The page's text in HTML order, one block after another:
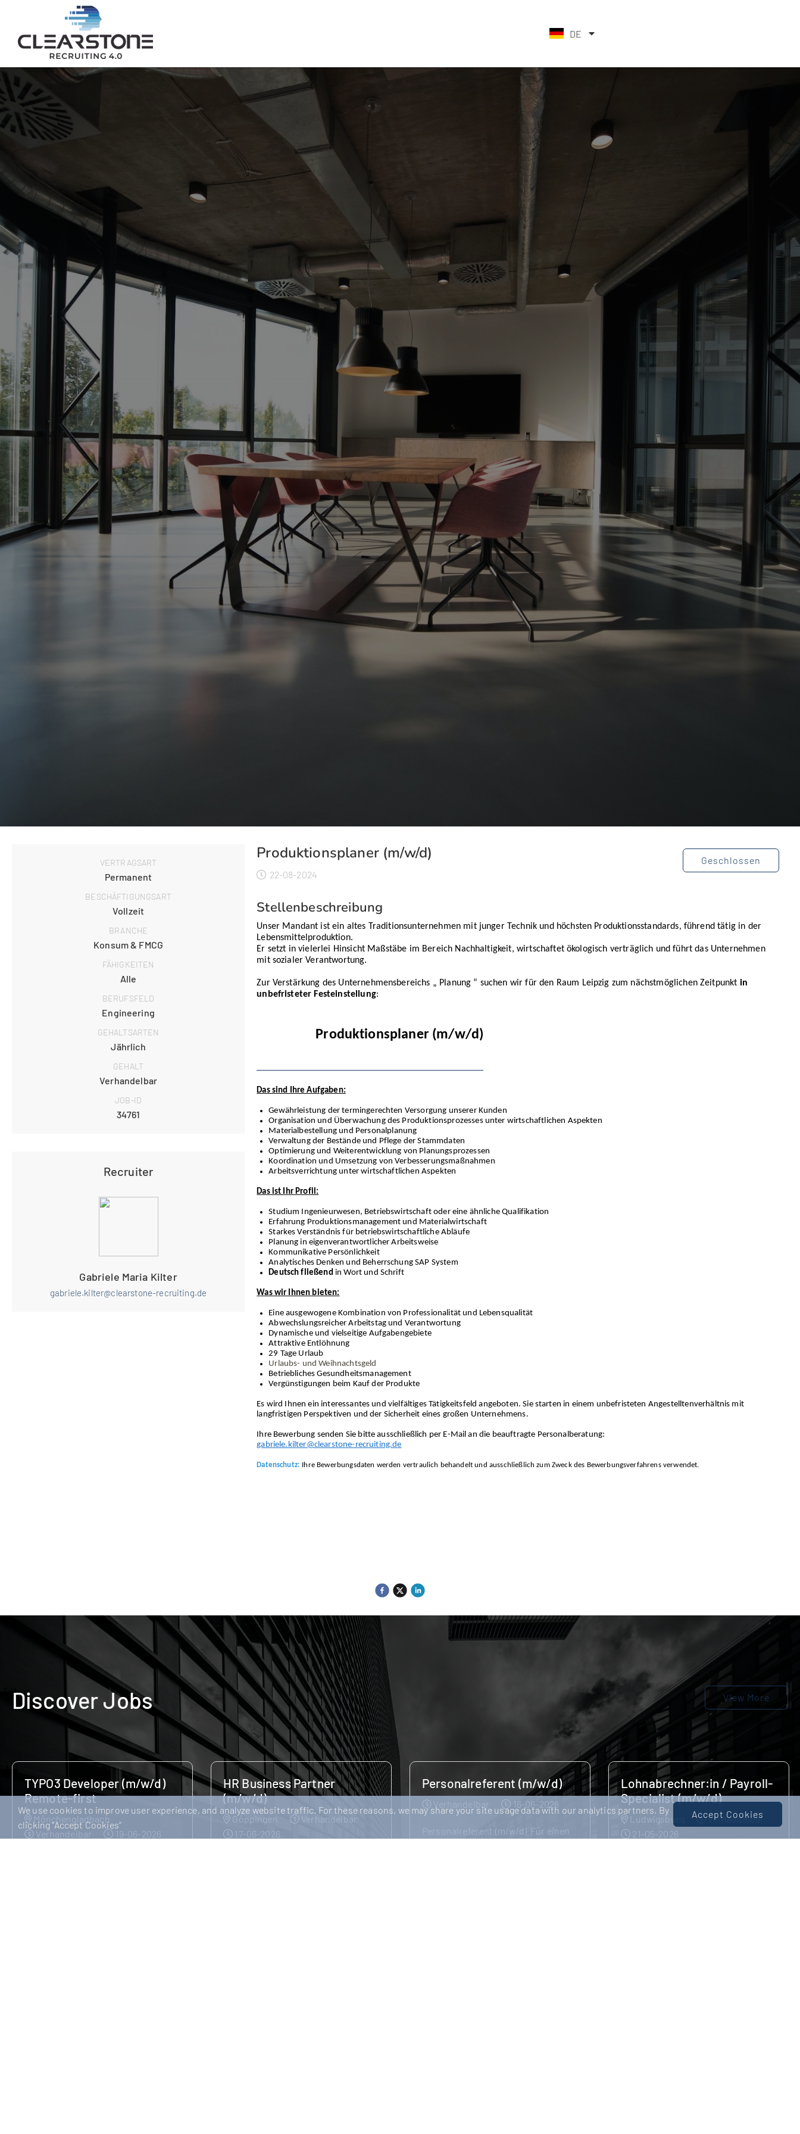
DE
Produktionsplaner (m/w/d)
22-08-2024
Geschlossen
VERTRAGSART
Permanent
BESCHÄFTIGUNGSART
Vollzeit
BRANCHE
Konsum & FMCG
FÄHIGKEITEN
Alle
BERUFSFELD
Engineering
GEHALTSARTEN
Jährlich
GEHALT
Verhandelbar
JOB-ID
34761
Stellenbeschreibung
Unser Mandant ist ein altes Traditionsunternehmen mit junger Technik und höchsten Produktionsstandards, führend tätig in der
Lebensmittelproduktion.
Er setzt in vielerlei Hinsicht Maßstäbe im Bereich Nachhaltigkeit, wirtschaftet ökologisch verträglich und führt das Unternehmen
mit sozialer Verantwortung.
Zur Verstärkung des Unternehmensbereichs „ Planung “ suchen wir für den Raum Leipzig zum nächstmöglichen Zeitpunkt in
unbefristeter Festeinstellung:
Produktionsplaner (m/w/d)
Das sind Ihre Aufgaben:
Gewährleistung der termingerechten Versorgung unserer Kunden
Organisation und Überwachung des Produktionsprozesses unter wirtschaftlichen Aspekten
Materialbestellung und Personalplanung
Verwaltung der Bestände und Pflege der Stammdaten
Optimierung und Weiterentwicklung von Planungsprozessen
Koordination und Umsetzung von Verbesserungsmaßnahmen
Arbeitsverrichtung unter wirtschaftlichen Aspekten
Das ist Ihr Profil:
Studium Ingenieurwesen, Betriebswirtschaft oder eine ähnliche Qualifikation
Erfahrung Produktionsmanagement und Materialwirtschaft
Starkes Verständnis für betriebswirtschaftliche Abläufe
Planung in eigenverantwortlicher Arbeitsweise
Kommunikative Persönlichkeit
Analytisches Denken und Beherrschung SAP System
Deutsch fließendin Wort und Schrift
Was wir Ihnen bieten:
Eine ausgewogene Kombination von Professionalität und Lebensqualität
Abwechslungsreicher Arbeitstag und Verantwortung
Dynamische und vielseitige Aufgabengebiete
Attraktive Entlöhnung
29 Tage Urlaub
Urlaubs- und Weihnachtsgeld
Betriebliches Gesundheitsmanagement
Vergünstigungen beim Kauf der Produkte
Es wird Ihnen ein interessantes und vielfältiges Tätigkeitsfeld angeboten. Sie starten in einem unbefristeten Angestelltenverhältnis mit
langfristigen Perspektiven und der Sicherheit eines großen Unternehmens.
Ihre Bewerbung senden Sie bitte ausschließlich per E-Mail an die beauftragte Personalberatung:
gabriele.kilter@clearstone-recruiting.de
Datenschutz: Ihre Bewerbungsdaten werden vertraulich behandelt und ausschließlich zum Zweck des Bewerbungsverfahrens verwendet.
Recruiter
Gabriele Maria Kilter
gabriele.kilter@clearstone-recruiting.de
Discover Jobs View More
HR Business Partner
(m/w/d)
Göppingen
Verhandelbar
17-06-2026
Personalreferent (m/w/d)
Verhandelbar
Personalreferent (m/w/d) Für einen
Lohnabrechner:in / Payroll-
Specialist (m/w/d)
Ludwigsburg
Verhandelbar
21-05-2026
Bilanzbuchhalter:in (m/w/d)
Ludwigsburg
Verhandelbar
18-05-2026
We use cookies to improve user experience, and analyze website traffic. For these reasons, we may share your site usage data with our analytics partners. By
clicking “Accept Cookies”
Accept Cookies